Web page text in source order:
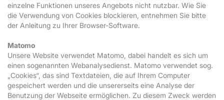
einzelne Funktionen unseres Angebots nicht nutzbar. Wie Sie
die Verwendung von Cookies blockieren, entnehmen Sie bitte
der Anleitung zu Ihrer Browser-Software.
Matomo
Unsere Website verwendet Matomo, dabei handelt es sich um
einen sogenannten Webanalysedienst. Matomo verwendet sog.
„Cookies“, das sind Textdateien, die auf Ihrem Computer
gespeichert werden und die unsererseits eine Analyse der
Benutzung der Webseite ermöglichen. Zu diesem Zweck werden